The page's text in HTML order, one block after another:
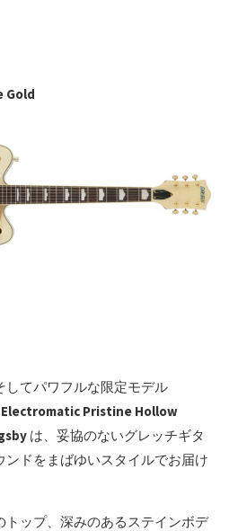
Gold
してパワフルな限定モデル
Pristine Hollow
は、妥協のないグレッチギタ
ドをまばゆいスタイルでお届け
トップ、深みのあるステインボデ